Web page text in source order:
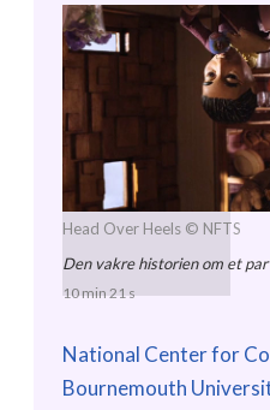
Head Over Heels © NFTS
Den vakre historien om et
10 min 21 s
National Center for
Bournemouth